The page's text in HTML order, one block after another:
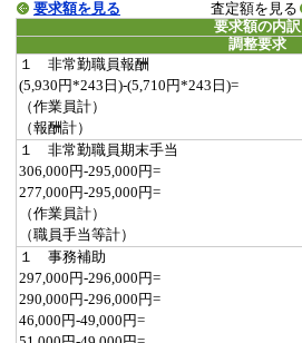
要求額を見る
査定額を見る
要求額の内訳
調整要求
１ 非常勤職員報酬
(5,930円*243日)-(5,710円*243日)=
（作業員計）
（報酬計）
１ 非常勤職員期末手当
306,000円-295,000円=
277,000円-295,000円=
（作業員計）
（職員手当等計）
１ 事務補助
297,000円-296,000円=
290,000円-296,000円=
46,000円-49,000円=